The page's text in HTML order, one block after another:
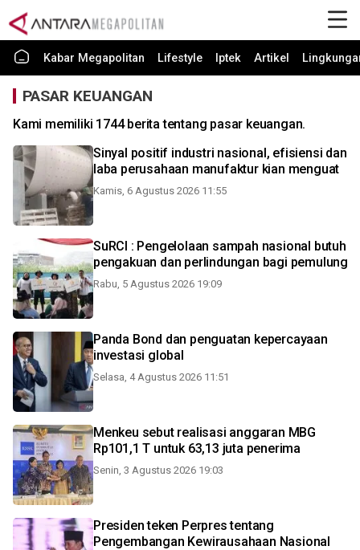
Kabar Megapolitan Lifestyle Iptek Artikel
PASAR KEUANGAN
Kami memiliki 1744 berita tentang pasar keuangan.
Sinyal positif industri nasional, efisiensi dan
laba perusahaan manufaktur kian menguat
Kamis, 6 Agustus 2026 11:55
SuRCI : Pengelolaan sampah nasional butuh
pengakuan dan perlindungan bagi pemulung
Rabu, 5 Agustus 2026 19:09
Panda Bond dan penguatan kepercayaan
investasi global
Selasa, 4 Agustus 2026 11:51
Menkeu sebut realisasi anggaran MBG
Rp101,1 T untuk 63,13 juta penerima
Senin, 3 Agustus 2026 19:03
Presiden teken Perpres tentang
Pengembangan Kewirausahaan Nasional